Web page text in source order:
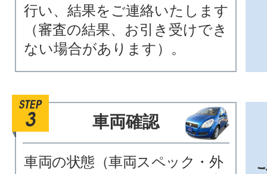
行い、結果をご連絡いたします
（審査の結果、お引き受けでき
ない場合があります）。
車両確認
車両の状態（車両スペック・外